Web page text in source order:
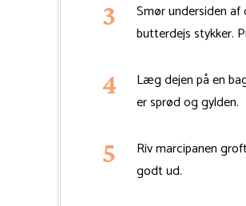
Smør undersiden
butterdejs stykker.
Læg dejen på en
er sprød og gylden.
Riv marcipanen
godt ud.